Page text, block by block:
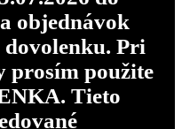
objednávok
dovolenku. Pri
prosím použite
Tieto